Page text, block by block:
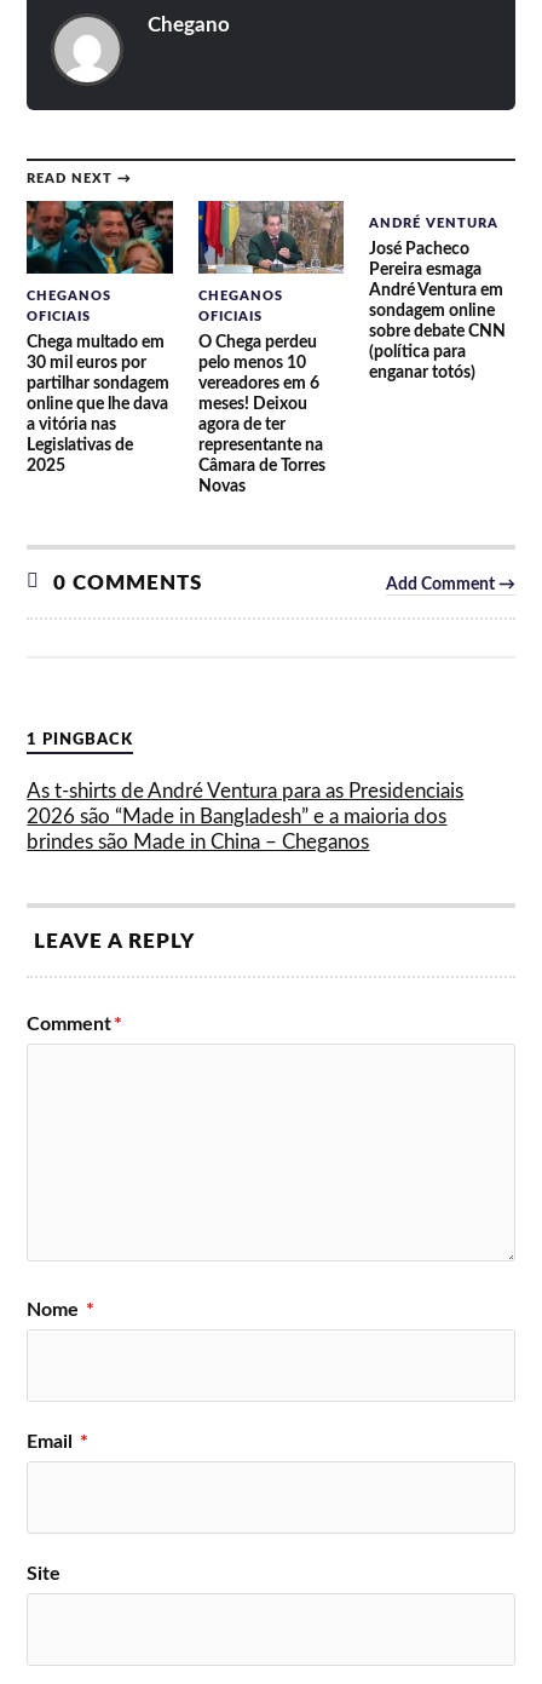
Chegano
READ NEXT →
CHEGANOS
OFICIAIS
Chega multado em
30 mil euros por
partilhar sondagem
online que lhe dava
a vitória nas
Legislativas de
2025
CHEGANOS
OFICIAIS
O Chega perdeu
pelo menos 10
vereadores em 6
meses! Deixou
agora de ter
representante na
Câmara de Torres
Novas
ANDRÉ VENTURA
José Pacheco
Pereira esmaga
André Ventura em
sondagem online
sobre debate CNN
(política para
enganar totós)
0 COMMENTS Add Comment →
1 PINGBACK
As t-shirts de André Ventura para as Presidenciais
2026 são “Made in Bangladesh” e a maioria dos
brindes são Made in China – Cheganos
LEAVE A REPLY
Comment*
Nome *
Email *
Site